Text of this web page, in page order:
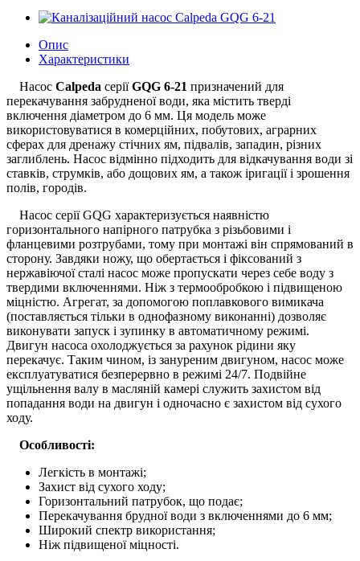
Опис
Характеристики
Насос Calpeda серіїGQG 6-21 призначений для
перекачування забрудненої води, яка містить тверді
включення діаметром до 6 мм. Ця модель може
використовуватися в комерційних, побутових, аграрних
сферах для дренажу стічних ям, підвалів, западин, різних
заглиблень. Насос відмінно підходить для відкачування води зі
ставків, струмків, або дощових ям, а також іригації і зрошення
полів, городів.
Насос серії GQG характеризується наявністю
горизонтального напірного патрубка з різьбовими і
фланцевими розтрубами, тому при монтажі він спрямований в
сторону. Завдяки ножу, що обертається і фіксований з
нержавіючої сталі насос може пропускати через себе воду з
твердими включеннями. Ніж з термообробкою і підвищеною
міцністю. Агрегат, за допомогою поплавкового вимикача
(поставляється тільки в однофазному виконанні) дозволяє
виконувати запуск і зупинку в автоматичному режимі.
Двигун насоса охолоджується за рахунок рідини яку
перекачує. Таким чином, із зануреним двигуном, насос може
експлуатуватися безперервно в режимі 24/7. Подвійне
ущільнення валу в масляній камері служить захистом від
попадання води на двигун і одночасно є захистом від сухого
ходу.
Особливості:
Легкість в монтажі;
Захист від сухого ходу;
Горизонтальний патрубок, що подає;
Перекачування брудної води з включеннями до 6 мм;
Широкий спектр використання;
Ніж підвищеної міцності.